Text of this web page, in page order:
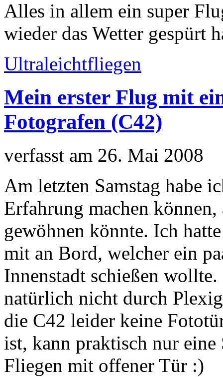
Alles in allem ein super
wieder das Wetter gespürt
Ultraleichtfliegen
Mein erster Flug mit
Fotografen (C42)
verfasst am 26. Mai 2008
Am letzten Samstag habe
Erfahrung machen
gewöhnen könnte. Ich
mit an Bord, welcher ein
Innenstadt schießen
natürlich nicht durch
die C42 leider keine
ist, kann praktisch nur
Fliegen mit offener Tür :)